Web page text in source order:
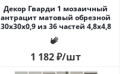
Декор Гварди 1 мозаичный
антрацит матовый обрезной
30x30x0,9 из 36 частей 4,8х4,8
1 182₽/шт